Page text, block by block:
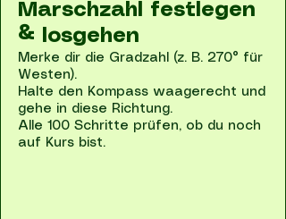
Marschzahl festlegen
& losgehen
Merke dir die Gradzahl (z. B. 270° für
Westen).
Halte den Kompass waagerecht und
gehe in diese Richtung.
Alle 100 Schritte prüfen, ob du noch
auf Kurs bist.